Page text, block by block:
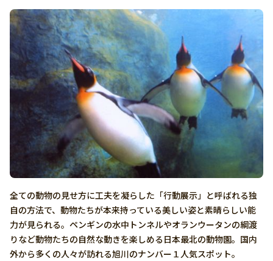
全ての動物の見せ方に工夫を凝らした「行動展示」と呼ばれる独
自の方法で、動物たちが本来持っている美しい姿と素晴らしい能
力が見られる。ペンギンの水中トンネルやオランウータンの綱渡
りなど動物たちの自然な動きを楽しめる日本最北の動物園。国内
外から多くの人々が訪れる旭川のナンバー１人気スポット。